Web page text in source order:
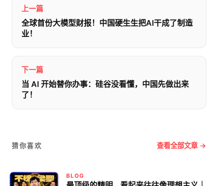
上一篇
全球首份大模型财报！中国硬生生把AI干成了制造
业！
下一篇
当 AI 开始替你办事：硅谷没看懂，中国先做出来
了！
猜你喜欢 查看全部文章 →
BLOG